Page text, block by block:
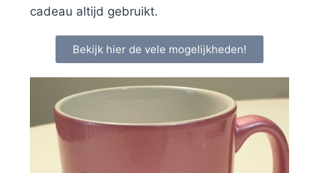
cadeau altijd gebruikt.
Bekijk hier de vele mogelijkheden!